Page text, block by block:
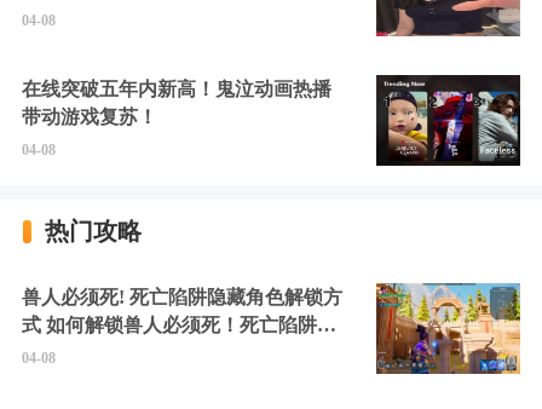
硬擦封的好！
04-08
在线突破五年内新高！鬼泣动画热播
带动游戏复苏！
04-08
热门攻略
兽人必须死! 死亡陷阱隐藏角色解锁方
式 如何解锁兽人必须死！死亡陷阱中
的隐藏角色
04-08